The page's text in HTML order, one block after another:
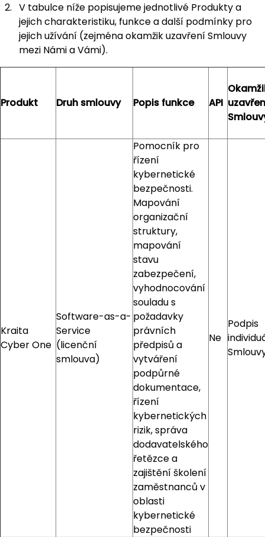
V tabulce níže popisujeme jednotlivé Produkty a
jejich charakteristiku, funkce a další podmínky pro
jejich užívání (zejména okamžik uzavření Smlouvy
mezi Námi a Vámi).
Produkt Druh smlouvy Popis funkce API
Kraita
Cyber One
Software-as-a-
Service
(licenční
smlouva)
Pomocník pro
řízení
kybernetické
bezpečnosti.
Mapování
organizační
struktury,
mapování
stavu
zabezpečení,
vyhodnocování
souladu s
požadavky
právních
předpisů a
vytváření
podpůrné
dokumentace,
řízení
kybernetických
rizik, správa
dodavatelského
řetězce a
zajištění školení
zaměstnanců v
oblasti
kybernetické
bezpečnosti
Ne
Podpis